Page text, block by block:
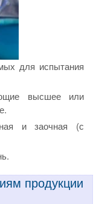
для испытания
высшее или
и заочная (с
продукции